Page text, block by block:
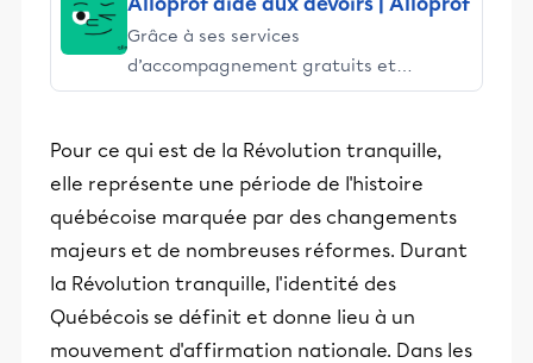
Grâce à ses services
d’accompagnement gratuits et
stimulants, Alloprof engage les élèves
éducative.
Pour ce qui est de la Révolution tranquille,
elle représente une période de l'histoire
québécoise marquée par des changements
majeurs et de nombreuses réformes. Durant
la Révolution tranquille, l'identité des
Québécois se définit et donne lieu à un
mouvement d'affirmation nationale. Dans les